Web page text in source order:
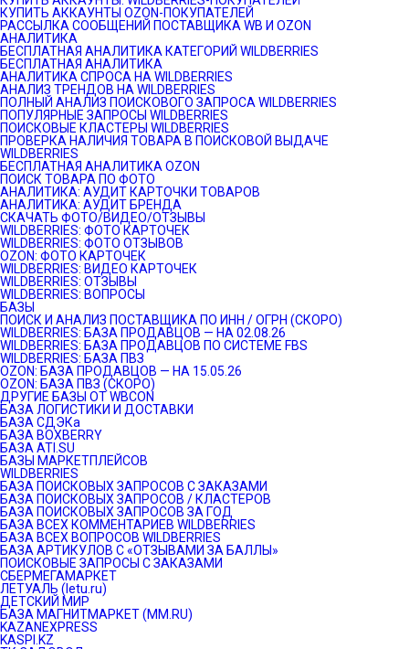
КУПИТЬ АККАУНТЫ OZON-ПОКУПАТЕЛЕЙ
РАССЫЛКА СООБЩЕНИЙ ПОСТАВЩИКА WB И OZON
АНАЛИТИКА
БЕСПЛАТНАЯ АНАЛИТИКА КАТЕГОРИЙ WILDBERRIES
БЕСПЛАТНАЯ АНАЛИТИКА
АНАЛИТИКА СПРОСА НА WILDBERRIES
АНАЛИЗ ТРЕНДОВ НА WILDBERRIES
ПОЛНЫЙ АНАЛИЗ ПОИСКОВОГО ЗАПРОСА WILDBERRIES
ПОПУЛЯРНЫЕ ЗАПРОСЫ WILDBERRIES
ПОИСКОВЫЕ КЛАСТЕРЫ WILDBERRIES
ПРОВЕРКА НАЛИЧИЯ ТОВАРА В ПОИСКОВОЙ ВЫДАЧЕ
WILDBERRIES
БЕСПЛАТНАЯ АНАЛИТИКА OZON
ПОИСК ТОВАРА ПО ФОТО
АНАЛИТИКА: АУДИТ КАРТОЧКИ ТОВАРОВ
АНАЛИТИКА: АУДИТ БРЕНДА
СКАЧАТЬ ФОТО/ВИДЕО/ОТЗЫВЫ
WILDBERRIES: ФОТО КАРТОЧЕК
WILDBERRIES: ФОТО ОТЗЫВОВ
OZON: ФОТО КАРТОЧЕК
WILDBERRIES: ВИДЕО КАРТОЧЕК
WILDBERRIES: ОТЗЫВЫ
WILDBERRIES: ВОПРОСЫ
БАЗЫ
ПОИСК И АНАЛИЗ ПОСТАВЩИКА ПО ИНН / ОГРН (СКОРО)
WILDBERRIES: БАЗА ПРОДАВЦОВ — НА 02.08.26
WILDBERRIES: БАЗА ПРОДАВЦОВ ПО СИСТЕМЕ FBS
WILDBERRIES: БАЗА ПВЗ
OZON: БАЗА ПРОДАВЦОВ — НА 15.05.26
OZON: БАЗА ПВЗ (СКОРО)
ДРУГИЕ БАЗЫ ОТ WBCON
БАЗА ЛОГИСТИКИ И ДОСТАВКИ
БАЗА СДЭКа
БАЗА BOXBERRY
БАЗА ATI.SU
БАЗЫ МАРКЕТПЛЕЙСОВ
WILDBERRIES
БАЗА ПОИСКОВЫХ ЗАПРОСОВ С ЗАКАЗАМИ
БАЗА ПОИСКОВЫХ ЗАПРОСОВ / КЛАСТЕРОВ
БАЗА ПОИСКОВЫХ ЗАПРОСОВ ЗА ГОД
БАЗА ВСЕХ КОММЕНТАРИЕВ WILDBERRIES
БАЗА ВСЕХ ВОПРОСОВ WILDBERRIES
БАЗА АРТИКУЛОВ С «ОТЗЫВАМИ ЗА БАЛЛЫ»
ПОИСКОВЫЕ ЗАПРОСЫ С ЗАКАЗАМИ
СБЕРМЕГАМАРКЕТ
ЛЕТУАЛЬ (letu.ru)
ДЕТСКИЙ МИР
БАЗА МАГНИТМАРКЕТ (MM.RU)
KAZANEXPRESS
KASPI.KZ